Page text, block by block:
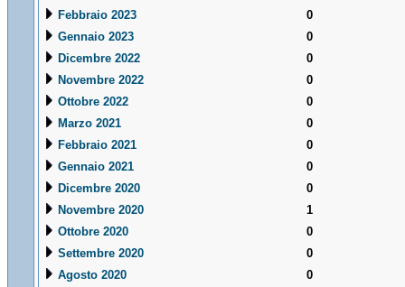
Febbraio 2023
0
Gennaio 2023
0
Dicembre 2022
0
Novembre 2022
0
Ottobre 2022
0
Marzo 2021
0
Febbraio 2021
0
Gennaio 2021
0
Dicembre 2020
0
Novembre 2020
1
Ottobre 2020
0
Settembre 2020
0
Agosto 2020
0